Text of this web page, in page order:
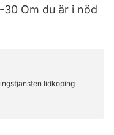
Om du är i nöd